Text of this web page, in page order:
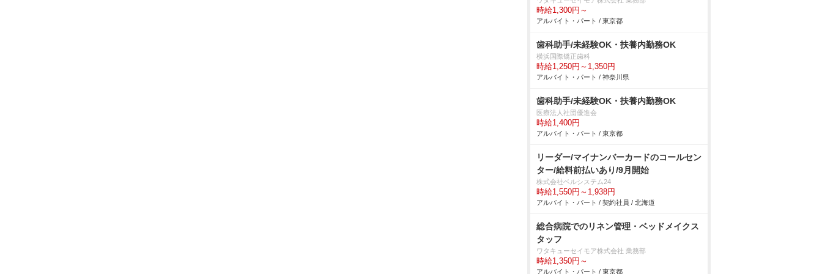
時給1,300円～
アルバイト・パート / 東京都
歯科助手/未経験OK・扶養内勤務OK
横浜国際矯正歯科
時給1,250円～1,350円
アルバイト・パート / 神奈川県
歯科助手/未経験OK・扶養内勤務OK
医療法人社団優進会
時給1,400円
アルバイト・パート / 東京都
リーダー/マイナンバーカードのコールセン
ター/給料前払いあり/9月開始
株式会社ベルシステム24
時給1,550円～1,938円
アルバイト・パート / 契約社員 / 北海道
総合病院でのリネン管理・ベッドメイクス
タッフ
ワタキューセイモア株式会社 業務部
時給1,350円～
アルバイト・パート / 東京都